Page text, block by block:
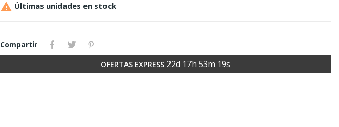
 Últimas unidades en stock
Compartir
OFERTAS EXPRESS 22d 17h 53m 18s